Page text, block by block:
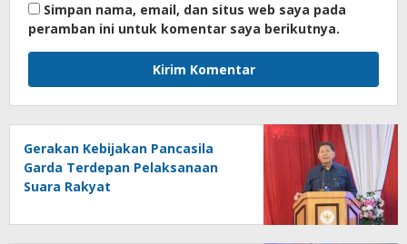
Simpan nama, email, dan situs web saya pada
peramban ini untuk komentar saya berikutnya.
Gerakan Kebijakan Pancasila
Garda Terdepan Pelaksanaan
Suara Rakyat